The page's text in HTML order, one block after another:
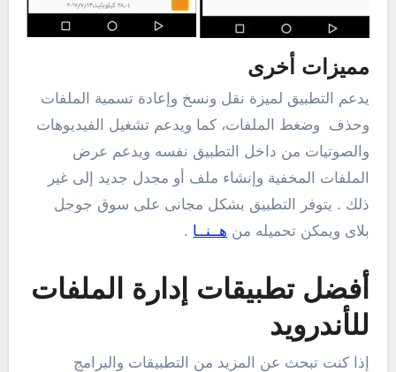
مميزات أخرى
يدعم التطبيق لميزة نقل ونسخ وإعادة تسمية الملفات
وحذف وضغط الملفات، كما ويدعم تشغيل الفيديوهات
والصوتيات من داخل التطبيق نفسه ويدعم عرض
الملفات المخفية وإنشاء ملف أو مجدل جديد إلى غير
ذلك . يتوفر التطبيق بشكل مجانى على سوق جوجل
بلاى ويمكن تحميله من هــنــا .
أفضل تطبيقات إدارة الملفات
للأندرويد
إذا كنت تبحث عن المزيد من التطبيقات والبرامج